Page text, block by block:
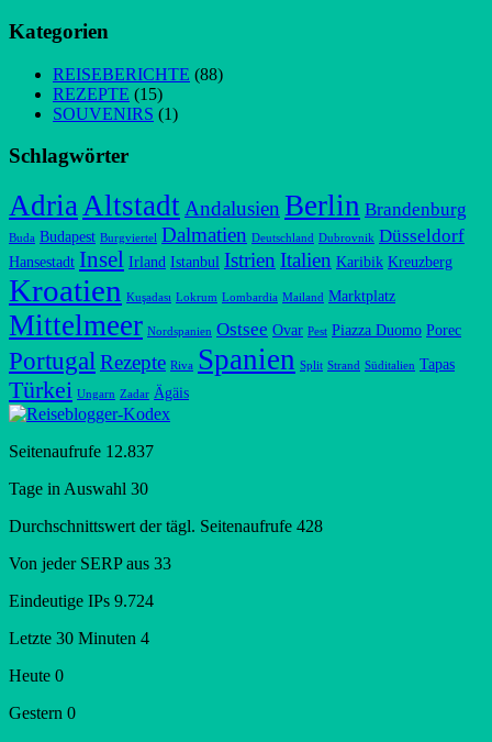
Kategorien
REISEBERICHTE (88)
REZEPTE (15)
SOUVENIRS (1)
Schlagwörter
AdriaAltstadt Andalusien Berlin Brandenburg
Buda Budapest Burgviertel Dalmatien Deutschland Dubrovnik Düsseldorf
Hansestadt Insel Irland Istanbul Istrien Italien Karibik Kreuzberg
Kroatien Kuşadası Lokrum Lombardia Mailand Marktplatz
Mittelmeer Nordspanien Ostsee Ovar Pest Piazza Duomo Porec
Portugal Rezepte Riva Spanien Split Strand Süditalien Tapas
Türkei Ungarn Zadar Ägäis
Seitenaufrufe 12.837
Tage in Auswahl 30
Durchschnittswert der tägl. Seitenaufrufe 428
Von jeder SERP aus 33
Eindeutige IPs 9.724
Letzte 30 Minuten 4
Heute 0
Gestern 0